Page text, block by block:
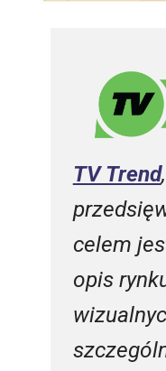
TV Trend
celem
opis